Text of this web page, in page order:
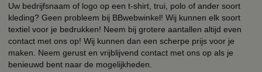
Uw bedrijfsnaam of logo op een t-shirt, trui, polo of ander soort
kleding? Geen probleem bij BBwebwinkel! Wij kunnen elk soort
textiel voor je bedrukken! Neem bij grotere aantallen altijd even
contact met ons op! Wij kunnen dan een scherpe prijs voor je
maken. Neem gerust en vrijblijvend contact met ons op als je
benieuwd bent naar de mogelijkheden.